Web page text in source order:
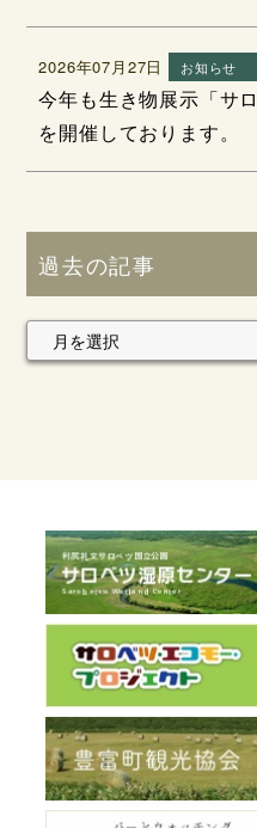
2026年07月27日 お知らせ
今年も生き物展示「サ
を開催しております。
過去の記事